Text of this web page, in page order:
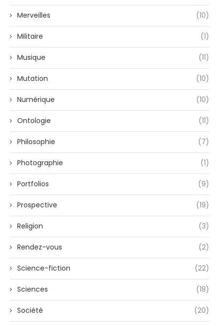
Merveilles (10)
Militaire (1)
Musique (11)
Mutation (10)
Numérique (10)
Ontologie (11)
Philosophie (7)
Photographie (1)
Portfolios (9)
Prospective (19)
Religion (3)
Rendez-vous (2)
Science-fiction (22)
Sciences (18)
Société (20)